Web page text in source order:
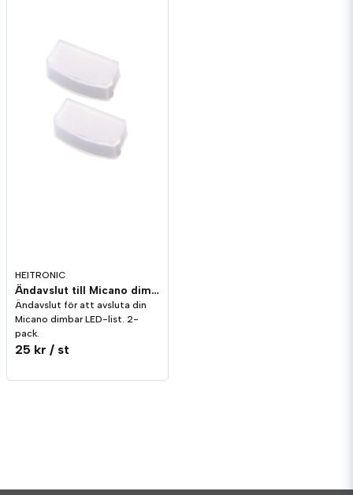
HEITRONIC
Ändavslut till Micano dimbar LED-list
Ändavslut för att avsluta din
Micano dimbar LED-list. 2-
pack.
25 kr / st